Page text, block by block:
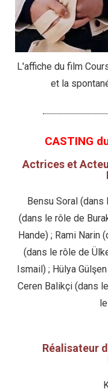
L'affiche du film
et la
CASTING
Actrices et
Bensu Soral (dans
(dans le rôle de
Hande) ; Rami Narin
(dans le rôle de
Ismail) ; Hülya
Ceren Balikçi (dans
Réalisateur